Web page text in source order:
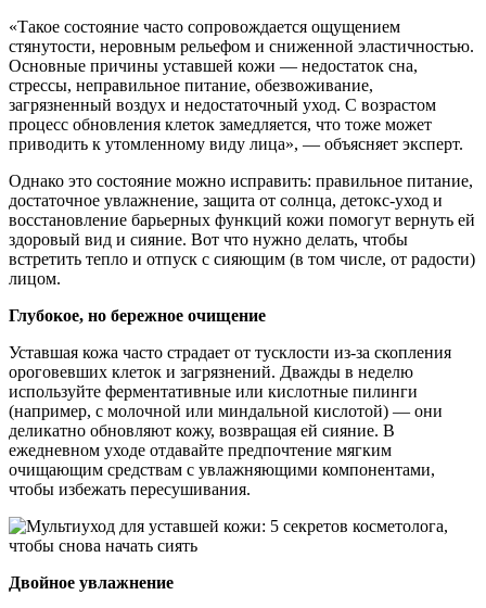
«Такое состояние часто сопровождается ощущением
стянутости, неровным рельефом и сниженной эластичностью.
Основные причины уставшей кожи — недостаток сна,
стрессы, неправильное питание, обезвоживание,
загрязненный воздух и недостаточный уход. С возрастом
процесс обновления клеток замедляется, что тоже может
приводить к утомленному виду лица», — объясняет эксперт.
Однако это состояние можно исправить: правильное питание,
достаточное увлажнение, защита от солнца, детокс-уход и
восстановление барьерных функций кожи помогут вернуть ей
здоровый вид и сияние. Вот что нужно делать, чтобы
встретить тепло и отпуск с сияющим (в том числе, от радости)
лицом.
Глубокое, но бережное очищение
Уставшая кожа часто страдает от тусклости из-за скопления
ороговевших клеток и загрязнений. Дважды в неделю
используйте ферментативные или кислотные пилинги
(например, с молочной или миндальной кислотой) — они
деликатно обновляют кожу, возвращая ей сияние. В
ежедневном уходе отдавайте предпочтение мягким
очищающим средствам с увлажняющими компонентами,
чтобы избежать пересушивания.
Двойное увлажнение